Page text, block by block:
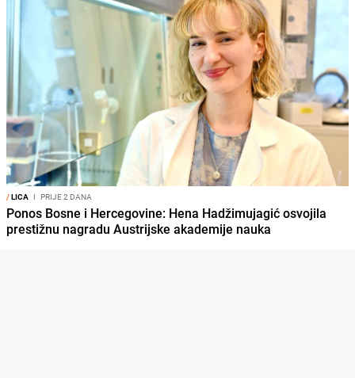
/LICA I PRIJE 2 DANA
Ponos Bosne i Hercegovine: Hena Hadžimujagić osvojila
prestižnu nagradu Austrijske akademije nauka